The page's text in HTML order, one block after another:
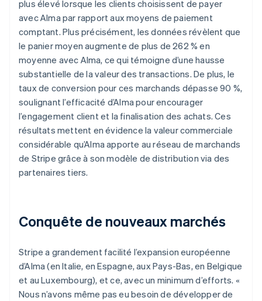
plus élevé lorsque les clients choisissent de payer
avec Alma par rapport aux moyens de paiement
comptant. Plus précisément, les données révèlent que
le panier moyen augmente de plus de 262 % en
moyenne avec Alma, ce qui témoigne d’une hausse
substantielle de la valeur des transactions. De plus, le
taux de conversion pour ces marchands dépasse 90 %,
soulignant l’efficacité d’Alma pour encourager
l’engagement client et la finalisation des achats. Ces
résultats mettent en évidence la valeur commerciale
considérable qu’Alma apporte au réseau de marchands
de Stripe grâce à son modèle de distribution via des
partenaires tiers.
Conquête de nouveaux marchés
Stripe a grandement facilité l’expansion européenne
d’Alma (en Italie, en Espagne, aux Pays-Bas, en Belgique
et au Luxembourg), et ce, avec un minimum d’efforts. «
Nous n’avons même pas eu besoin de développer de